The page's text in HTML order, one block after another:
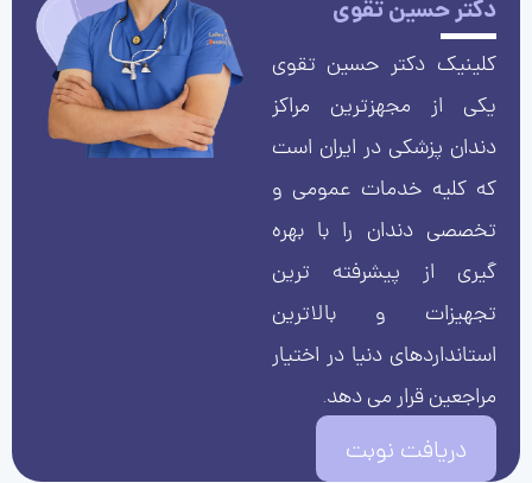
دکتر حسین تقوی
کلینیک دکتر حسین تقوی
یکی از مجهزترین مراکز
دندان پزشکی در ایران است
که کلیه خدمات عمومی و
تخصصی دندان را با بهره
گیری از پیشرفته ترین
تجهیزات و بالاترین
استانداردهای دنیا در اختیار
مراجعین قرار می دهد.
دریافت نوبت